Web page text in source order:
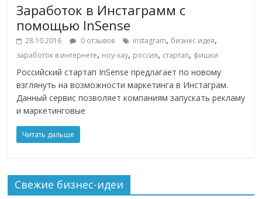
Заработок в Инстаграмм с
помощью InSense
28.10.2016 0 отзывов instagram, бизнес идея,
заработок в интернете, ноу-хау, россия, стартап, фишки
Российский стартап InSense предлагает по новому
взглянуть на возможности маркетинга в Инстаграм.
Данный сервис позволяет компаниям запускать рекламу
и маркетинговые
Читать дальше
Свежие бизнес-идеи